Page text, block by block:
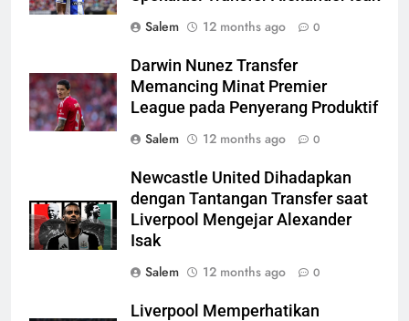
Salem
12 months ago 0
Darwin Nunez Transfer
Memancing Minat Premier
League pada Penyerang Produktif
Salem
12 months ago 0
Newcastle United Dihadapkan
dengan Tantangan Transfer saat
Liverpool Mengejar Alexander
Isak
Salem
12 months ago 0
Liverpool Memperhatikan